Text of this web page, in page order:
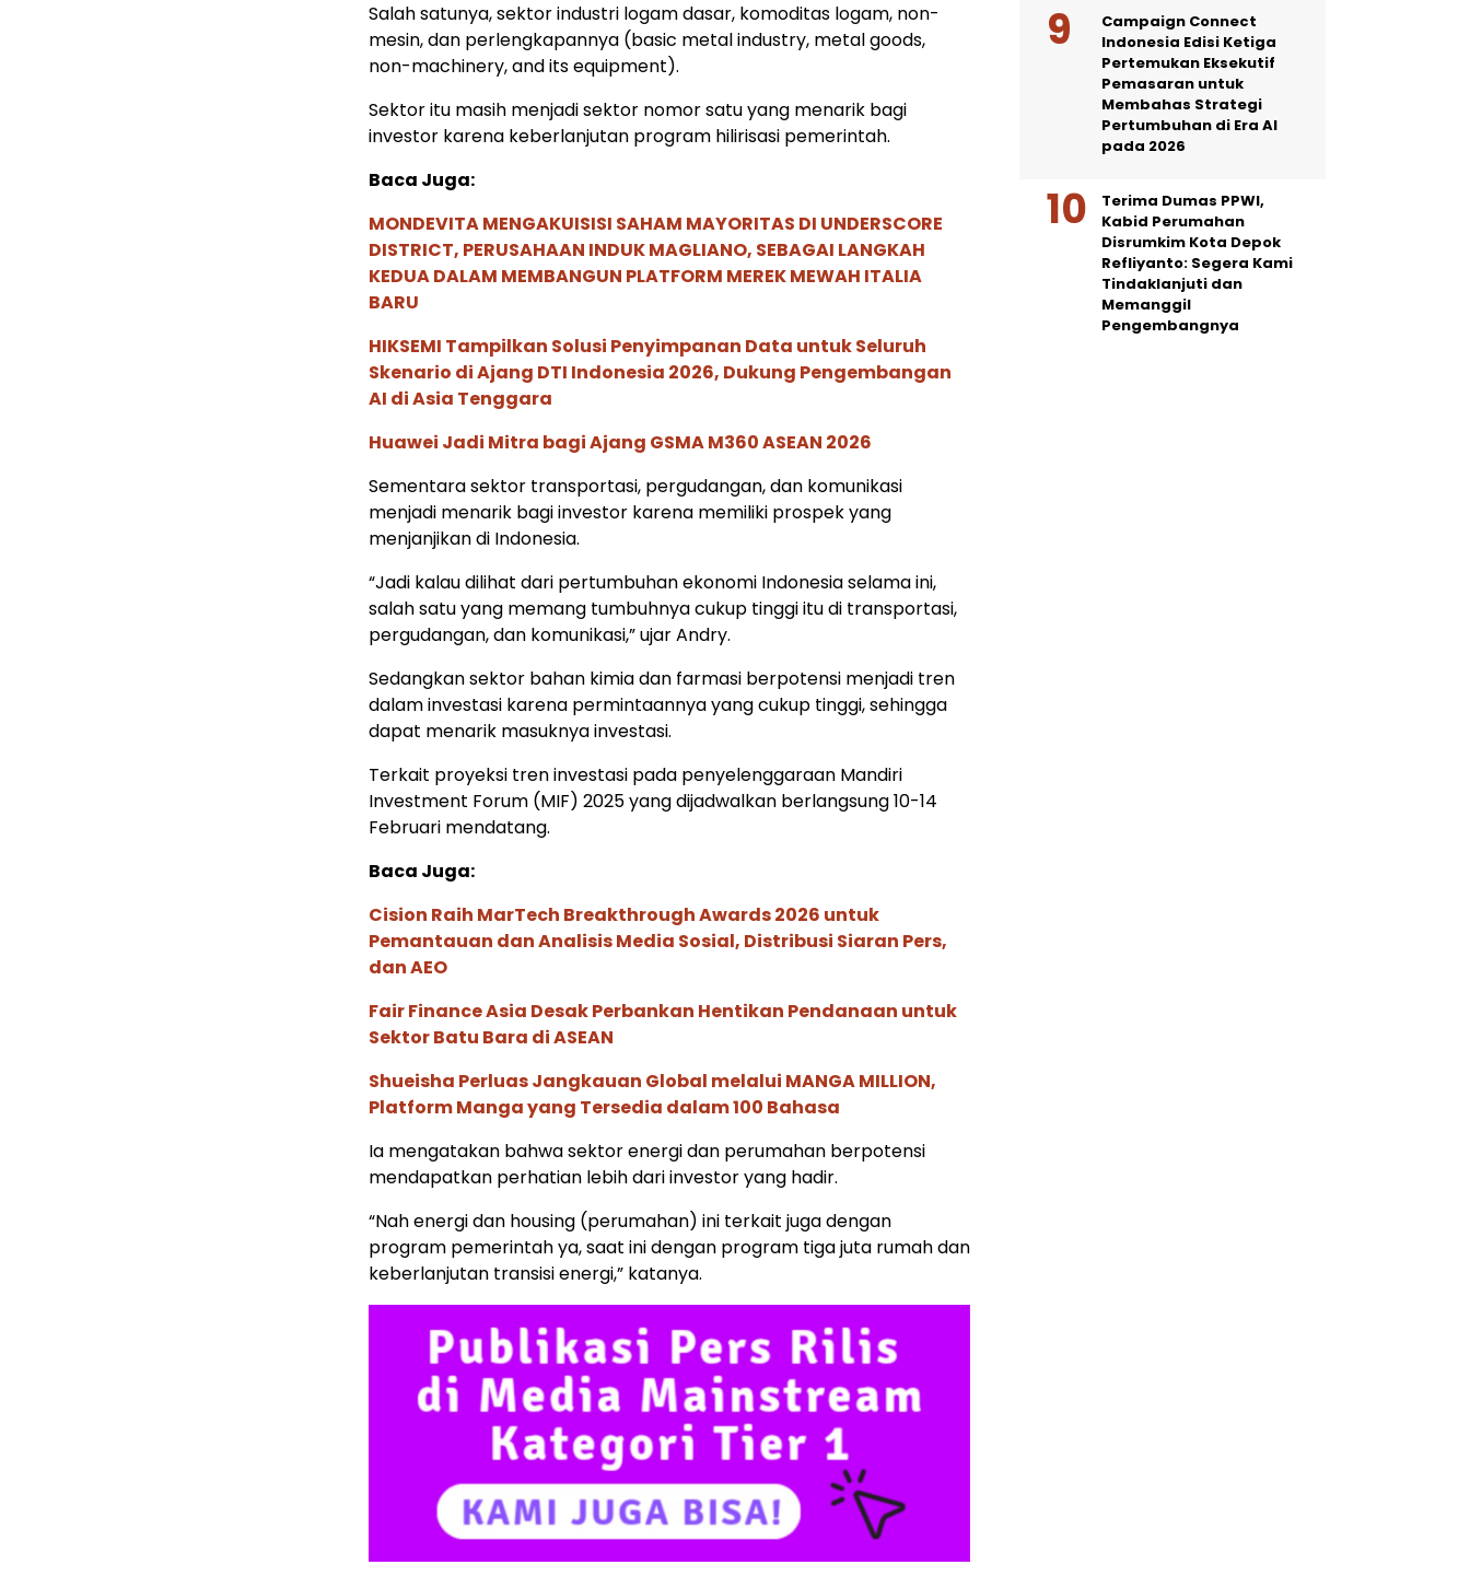
Salah satunya, sektor industri logam dasar, komoditas logam, non-
mesin, dan perlengkapannya (basic metal industry, metal goods,
non-machinery, and its equipment).
Sektor itu masih menjadi sektor nomor satu yang menarik bagi
investor karena keberlanjutan program hilirisasi pemerintah.
Baca Juga:
MONDEVITA MENGAKUISISI SAHAM MAYORITAS DI UNDERSCORE
DISTRICT, PERUSAHAAN INDUK MAGLIANO, SEBAGAI LANGKAH
KEDUA DALAM MEMBANGUN PLATFORM MEREK MEWAH ITALIA
BARU
HIKSEMI Tampilkan Solusi Penyimpanan Data untuk Seluruh
Skenario di Ajang DTI Indonesia 2026, Dukung Pengembangan
AI di Asia Tenggara
Huawei Jadi Mitra bagi Ajang GSMA M360 ASEAN 2026
Sementara sektor transportasi, pergudangan, dan komunikasi
menjadi menarik bagi investor karena memiliki prospek yang
menjanjikan di Indonesia.
“Jadi kalau dilihat dari pertumbuhan ekonomi Indonesia selama ini,
salah satu yang memang tumbuhnya cukup tinggi itu di transportasi,
pergudangan, dan komunikasi,” ujar Andry.
Sedangkan sektor bahan kimia dan farmasi berpotensi menjadi tren
dalam investasi karena permintaannya yang cukup tinggi, sehingga
dapat menarik masuknya investasi.
Terkait proyeksi tren investasi pada penyelenggaraan Mandiri
Investment Forum (MIF) 2025 yang dijadwalkan berlangsung 10-14
Februari mendatang.
Baca Juga:
Cision Raih MarTech Breakthrough Awards 2026 untuk
Pemantauan dan Analisis Media Sosial, Distribusi Siaran Pers,
dan AEO
Fair Finance Asia Desak Perbankan Hentikan Pendanaan untuk
Sektor Batu Bara di ASEAN
Shueisha Perluas Jangkauan Global melalui MANGA MILLION,
Platform Manga yang Tersedia dalam 100 Bahasa
Ia mengatakan bahwa sektor energi dan perumahan berpotensi
mendapatkan perhatian lebih dari investor yang hadir.
“Nah energi dan housing (perumahan) ini terkait juga dengan
program pemerintah ya, saat ini dengan program tiga juta rumah dan
keberlanjutan transisi energi,” katanya.
Campaign Connect
Indonesia Edisi Ketiga
Pertemukan Eksekutif
Pemasaran untuk
Membahas Strategi
Pertumbuhan di Era AI
pada 2026
Terima Dumas PPWI,
Kabid Perumahan
Disrumkim Kota Depok
Refliyanto: Segera Kami
Tindaklanjuti dan
Memanggil
Pengembangnya